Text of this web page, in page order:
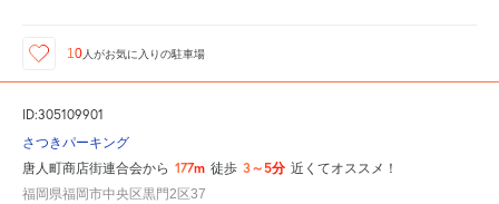
10 人がお気に入りの駐車場
ID:305109901
さつきパーキング
唐人町商店街連合会から 177m 徒歩 3～5分 近くてオススメ！
福岡県福岡市中央区黒門2区37